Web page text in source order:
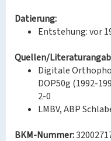
Datierung:
Entstehung: vor
Quellen/
Digitale
DOP50g (1992-
2-0
LMBV, ABP
BKM-Nummer: